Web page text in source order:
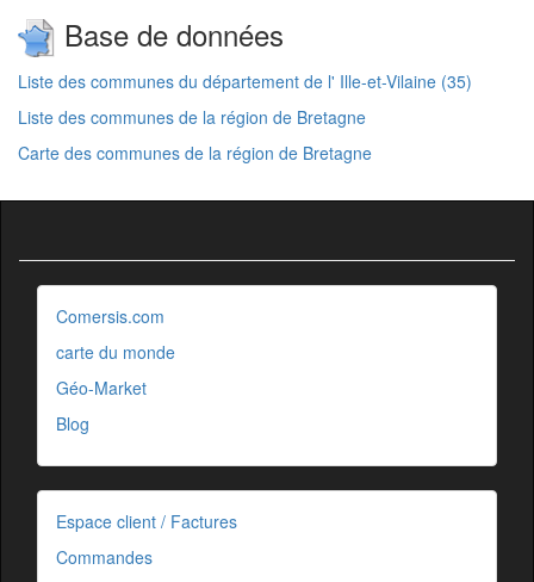
Base de données
Liste des communes du département de l' Ille-et-Vilaine (35)
Liste des communes de la région de Bretagne
Carte des communes de la région de Bretagne
Comersis.com
carte du monde
Géo-Market
Blog
Espace client / Factures
Commandes